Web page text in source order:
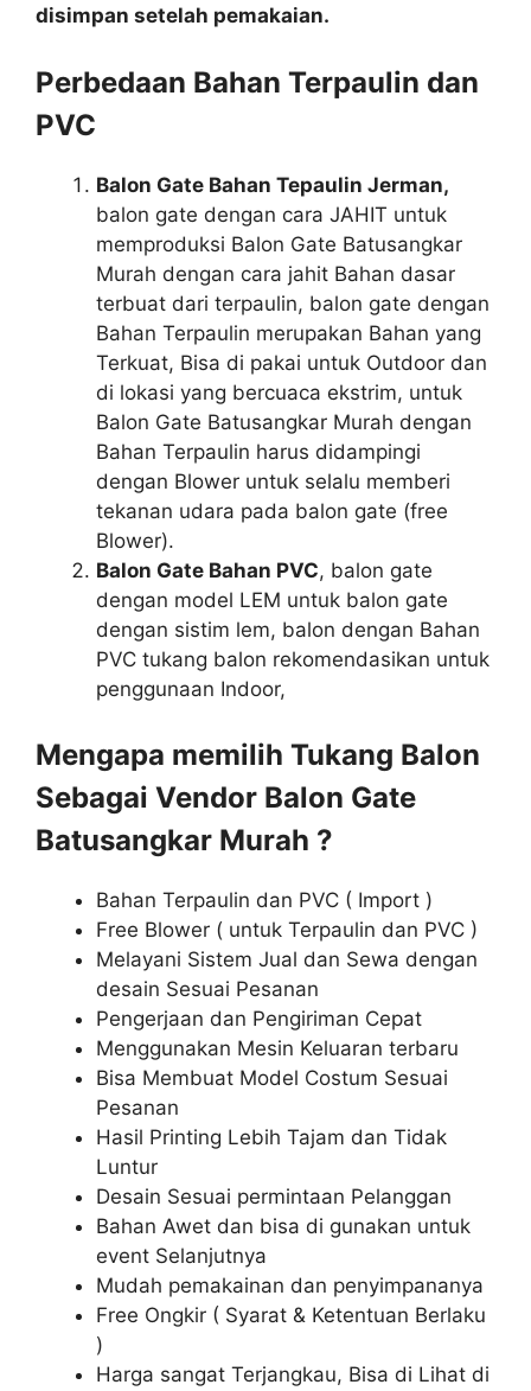
disimpan setelah pemakaian.
Perbedaan Bahan Terpaulin dan
PVC
Balon Gate Bahan Tepaulin Jerman,
balon gate dengan cara JAHIT untuk
memproduksi Balon Gate Batusangkar
Murah dengan cara jahit Bahan dasar
terbuat dari terpaulin, balon gate dengan
Bahan Terpaulin merupakan Bahan yang
Terkuat, Bisa di pakai untuk Outdoor dan
di lokasi yang bercuaca ekstrim, untuk
Balon Gate Batusangkar Murah dengan
Bahan Terpaulin harus didampingi
dengan Blower untuk selalu memberi
tekanan udara pada balon gate (free
Blower).
Balon Gate Bahan PVC, balon gate
dengan model LEM untuk balon gate
dengan sistim lem, balon dengan Bahan
PVC tukang balon rekomendasikan untuk
penggunaan Indoor,
Mengapa memilih Tukang Balon
Sebagai Vendor Balon Gate
Batusangkar Murah ?
Bahan Terpaulin dan PVC ( Import )
Free Blower ( untuk Terpaulin dan PVC )
Melayani Sistem Jual dan Sewa dengan
desain Sesuai Pesanan
Pengerjaan dan Pengiriman Cepat
Menggunakan Mesin Keluaran terbaru
Bisa Membuat Model Costum Sesuai
Pesanan
Hasil Printing Lebih Tajam dan Tidak
Luntur
Desain Sesuai permintaan Pelanggan
Bahan Awet dan bisa di gunakan untuk
event Selanjutnya
Mudah pemakainan dan penyimpananya
Free Ongkir ( Syarat & Ketentuan Berlaku
)
Harga sangat Terjangkau, Bisa di Lihat di